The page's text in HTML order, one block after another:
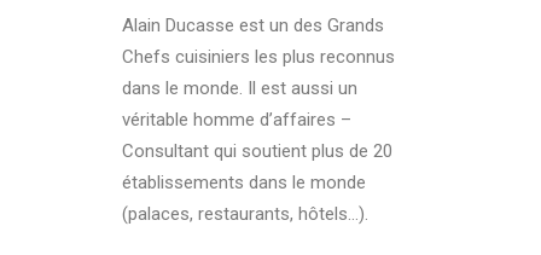
Alain Ducasse est un des Grands
Chefs cuisiniers les plus reconnus
dans le monde. Il est aussi un
véritable homme d’affaires –
Consultant qui soutient plus de 20
établissements dans le monde
(palaces, restaurants, hôtels…).